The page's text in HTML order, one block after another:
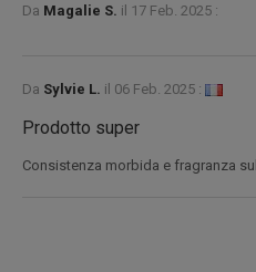
Da Magalie S. il 17 Feb. 2025 :
Da Sylvie L. il 06 Feb. 2025 :
Prodotto super
Consistenza morbida e fragranza